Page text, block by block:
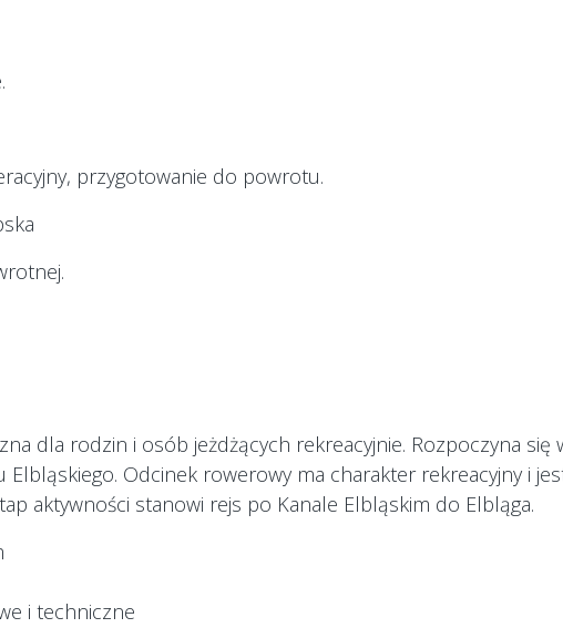
przygotowanie do powrotu.
dla rodzin i osób jeżdżących rekreacyjnie. Rozpoczyna
Elbląskiego. Odcinek rowerowy ma charakter rekreacyjny i
aktywności stanowi rejs po Kanale Elbląskim do Elbląga.
i techniczne